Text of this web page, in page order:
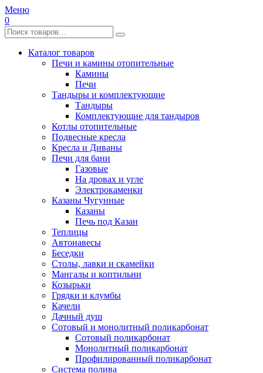
Меню
0
Каталог товаров
Печи и камины отопительные
Камины
Печи
Тандыры и комплектующие
Тандыры
Комплектующие для тандыров
Котлы отопительные
Подвесные кресла
Кресла и Диваны
Печи для бани
Газовые
На дровах и угле
Электрокаменки
Казаны Чугунные
Казаны
Печь под Казан
Теплицы
Автонавесы
Беседки
Столы, лавки и скамейки
Мангалы и коптильни
Козырьки
Грядки и клумбы
Качели
Дачный душ
Сотовый и монолитный поликарбонат
Сотовый поликарбонат
Монолитный поликарбонат
Профилированный поликарбонат
Система полива